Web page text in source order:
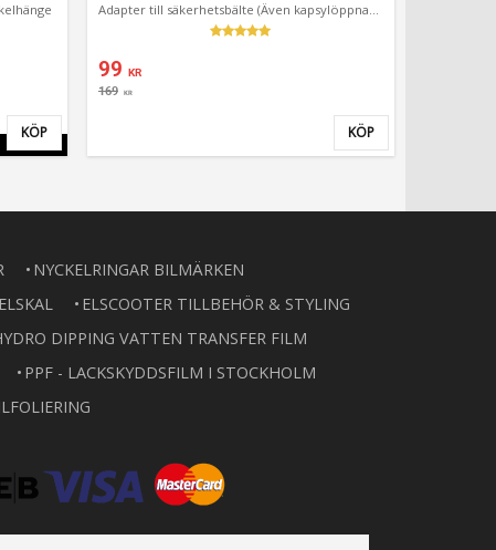
Lägg till i favoriter
KÖP
Adapter till säkerhetsbälte (Även kapsylöppnare)
99 KR
169 KR
Lägg till i
KÖP
NYCKELRINGAR BILMÄRKEN
ELSCOOTER TILLBEHÖR & STYLING
DIPPING VATTEN TRANSFER FILM
PPF - LACKSKYDDSFILM I STOCKHOLM